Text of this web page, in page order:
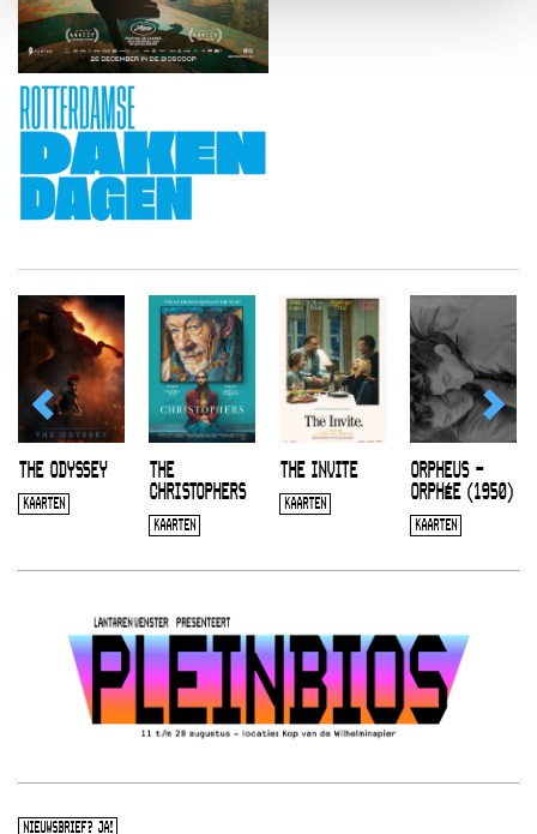
THE ODYSSEY
KAARTEN
THE
CHRISTOPHERS
KAARTEN
THE INVITE
KAARTEN
ORPHEUS –
ORPHÉE (1950)
KAARTEN
NIEUWSBRIEF? JA!